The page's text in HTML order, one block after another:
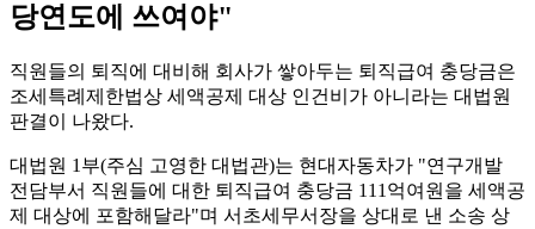
당연도에 쓰여야"
직원들의 퇴직에 대비해 회사가 쌓아두는 퇴직급여 충당금은
조세특례제한법상 세액공제 대상 인건비가 아니라는 대법원
판결이 나왔다.
대법원 1부(주심 고영한 대법관)는 현대자동차가 "연구개발
전담부서 직원들에 대한 퇴직급여 충당금 111억여원을 세액공
제 대상에 포함해달라"며 서초세무서장을 상대로 낸 소송 상